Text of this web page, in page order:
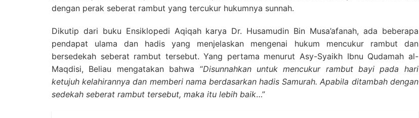
dengan perak seberat rambut yang tercukur hukumnya sunnah.
Dikutip dari buku Ensiklopedi Aqiqah karya Dr. Husamudin Bin Musa’afanah, ada beberapa
pendapat ulama dan hadis yang menjelaskan mengenai hukum mencukur rambut dan
bersedekah seberat rambut tersebut. Yang pertama menurut Asy-Syaikh Ibnu Qudamah al-
Maqdisi, Beliau mengatakan bahwa “Disunnahkan untuk mencukur rambut bayi pada hari
ketujuh kelahirannya dan memberi nama berdasarkan hadis Samurah. Apabila ditambah dengan
sedekah seberat rambut tersebut, maka itu lebih baik…”